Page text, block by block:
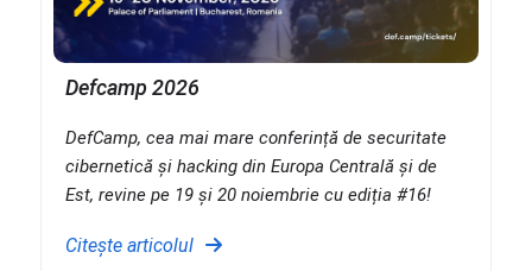
Defcamp 2026
DefCamp, cea mai mare conferință de securitate
cibernetică și hacking din Europa Centrală și de
Est, revine pe 19 și 20 noiembrie cu ediția #16!
Citește articolul